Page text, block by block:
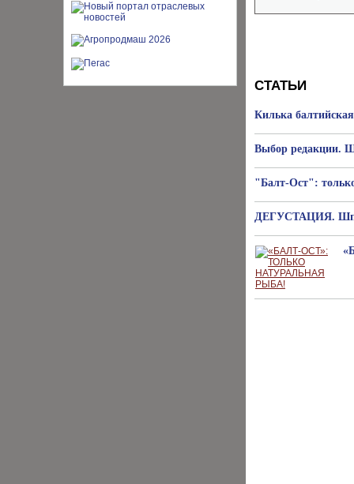
СТАТЬИ
Килька
Выбор редакции.
"Балт-Ост":
ДЕГУСТАЦИЯ.